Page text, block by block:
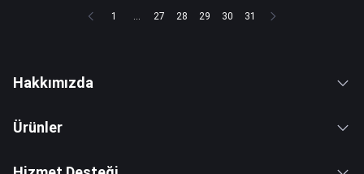
1 ... 27 28 29 30 31
Hakkımızda
Ürünler